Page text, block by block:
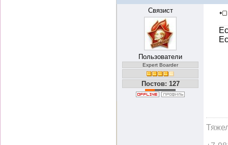
Связист
Пользователи
Expert Boarder
Постов: 127